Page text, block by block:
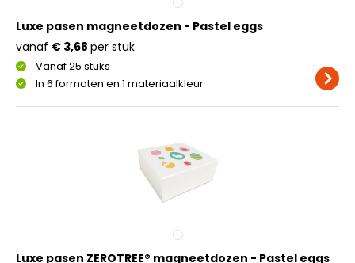
Luxe pasen magneetdozen - Pastel eggs
Vanaf 25 stuks
In 6 formaten en 1 materiaalkleur
vanaf € 3,68 per stuk
Luxe pasen ZEROTREE® magneetdozen - Pastel eggs